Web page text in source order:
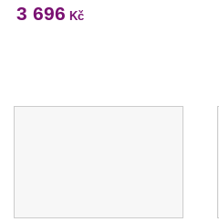
3 696 Kč